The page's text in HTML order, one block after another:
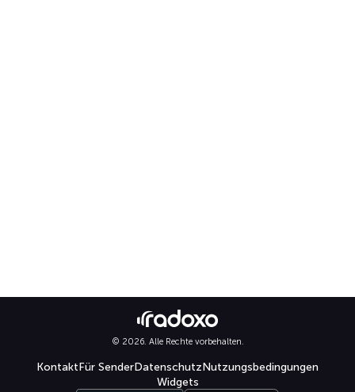
© 2026. Alle Rechte vorbehalten.
KontaktFür SenderDatenschutzNutzungsbedingungen
Widgets